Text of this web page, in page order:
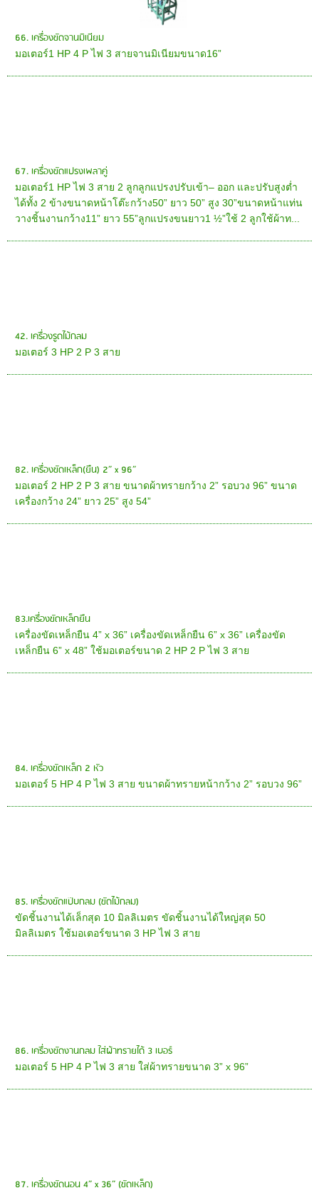
66. เครื่องขัดจานมิเนียม
มอเตอร์1 HP 4 P ไฟ 3 สายจานมิเนียมขนาด16”
67. เครื่องขัดแปรงเพลาคู่
มอเตอร์1 HP ไฟ 3 สาย 2 ลูกลูกแปรงปรับเข้า– ออก และปรับสูงต่ำ
ได้ทั้ง 2 ข้างขนาดหน้าโต๊ะกว้าง50” ยาว 50” สูง 30”ขนาดหน้าแท่น
วางชิ้นงานกว้าง11” ยาว 55”ลูกแปรงขนยาว1 ½”ใช้ 2 ลูกใช้ผ้าท...
42. เครื่องรูดไม้กลม
มอเตอร์ 3 HP 2 P 3 สาย
82. เครื่องขัดเหล็ก(ยืน) 2” x 96”
มอเตอร์ 2 HP 2 P 3 สาย ขนาดผ้าทรายกว้าง 2” รอบวง 96” ขนาด
เครื่องกว้าง 24” ยาว 25” สูง 54”
83.เครื่องขัดเหล็กยืน
เครื่องขัดเหล็กยืน 4” x 36” เครื่องขัดเหล็กยืน 6” x 36” เครื่องขัด
เหล็กยืน 6” x 48” ใช้มอเตอร์ขนาด 2 HP 2 P ไฟ 3 สาย
84. เครื่องขัดเหล็ก 2 หัว
มอเตอร์ 5 HP 4 P ไฟ 3 สาย ขนาดผ้าทรายหน้ากว้าง 2” รอบวง 96”
85. เครื่องขัดแป๊บกลม (ขัดไม้กลม)
ขัดชิ้นงานได้เล็กสุด 10 มิลลิเมตร ขัดชิ้นงานได้ใหญ่สุด 50
มิลลิเมตร ใช้มอเตอร์ขนาด 3 HP ไฟ 3 สาย
86. เครื่องขัดงานกลม ใส่ผ้าทรายได้ 3 เบอร์
มอเตอร์ 5 HP 4 P ไฟ 3 สาย ใส่ผ้าทรายขนาด 3” x 96”
87. เครื่องขัดนอน 4” x 36” (ขัดเหล็ก)